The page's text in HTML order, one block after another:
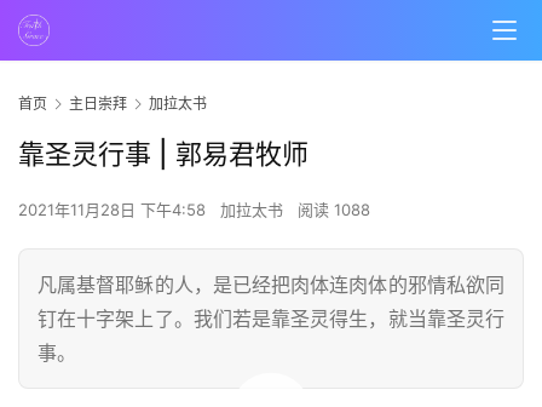
首页 主日崇拜 加拉太书
靠圣灵行事 | 郭易君牧师
2021年11月28日 下午4:58 加拉太书 阅读 1088
凡属基督耶稣的人，是已经把肉体连肉体的邪情私欲同
钉在十字架上了。我们若是靠圣灵得生，就当靠圣灵行
事。
00:00 / 01:09:09